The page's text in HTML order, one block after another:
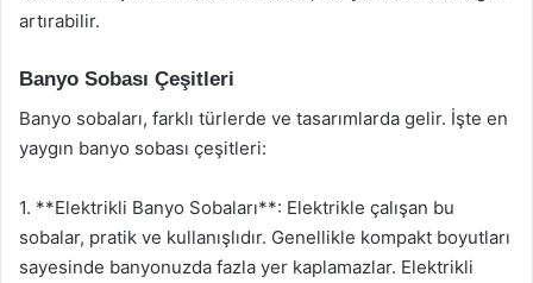
artırabilir.
Banyo Sobası Çeşitleri
Banyo sobaları, farklı türlerde ve tasarımlarda gelir. İşte en
yaygın banyo sobası çeşitleri:
1. **Elektrikli Banyo Sobaları**: Elektrikle çalışan bu
sobalar, pratik ve kullanışlıdır. Genellikle kompakt boyutları
sayesinde banyonuzda fazla yer kaplamazlar. Elektrikli